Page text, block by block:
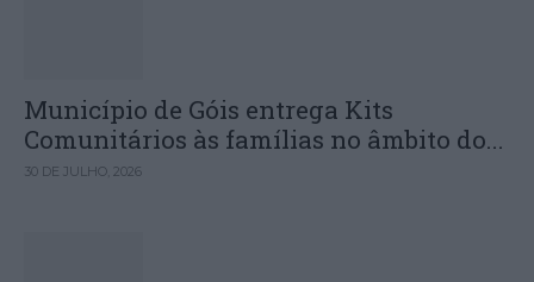
Município de Góis entrega Kits
Comunitários às famílias no âmbito do...
30 DE JULHO, 2026